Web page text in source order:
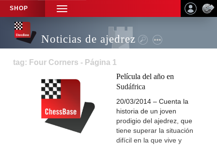
SHOP
TOGGLE
NAVIGATION
Noticias de ajedrez
tag: Four Corners - Página 1
Película del año en
Sudáfrica
20/03/2014 – Cuenta la
historia de un joven
prodigio del ajedrez, que
tiene superar la situación
difícil en la que vive y